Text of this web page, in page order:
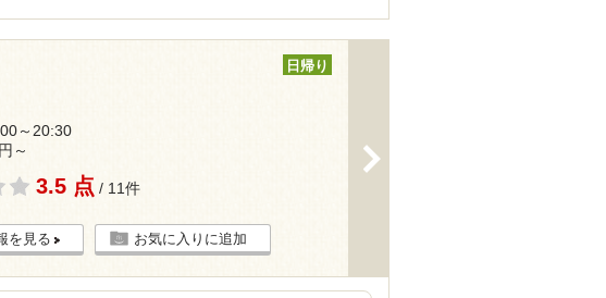
日帰り
～20:30
～
3.5 点 / 11件
を見る お気に入りに追加